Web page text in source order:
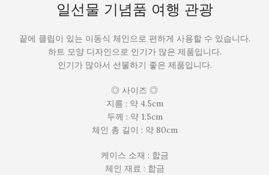
일선물 기념품 여행 관광
끝에 클립이 있는 이동식 체인으로 편하게 사용할 수 있습니다.
하트 모양 디자인으로 인기가 많은 제품입니다.
인기가 많아서 선물하기 좋은 제품입니다.
◎ 사이즈 ◎
지름 : 약 4.5cm
두께 : 약 1.5cm
체인 총 길이 : 약 80cm
케이스 소재 : 합금
체인 재료 : 합금